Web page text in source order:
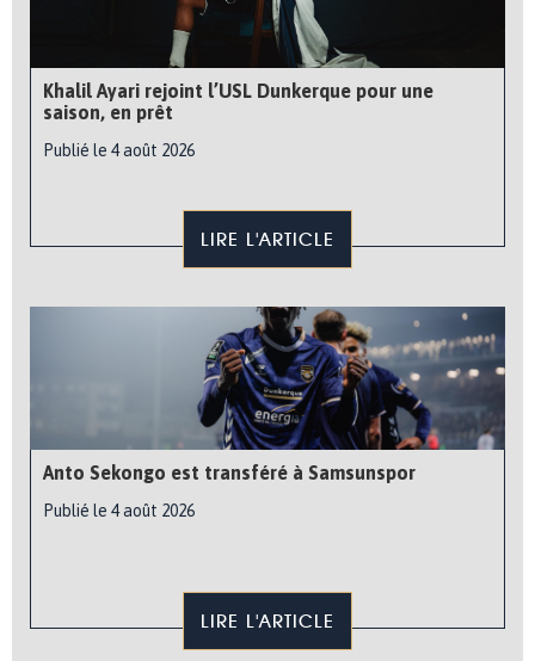
Khalil Ayari rejoint l’USL Dunkerque pour une
saison, en prêt
Publié le 4 août 2026
LIRE L'ARTICLE
Anto Sekongo est transféré à Samsunspor
Publié le 4 août 2026
LIRE L'ARTICLE